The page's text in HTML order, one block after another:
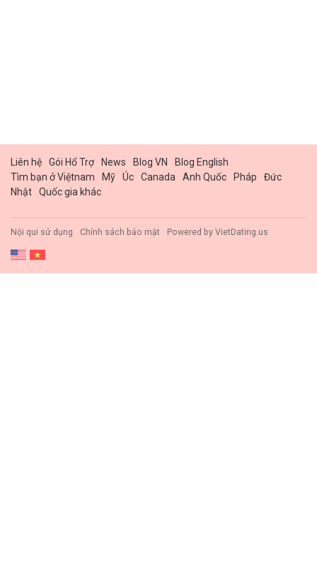
Liên hệ Gói Hổ Trợ News Blog VN
Blog English
Tìm bạn ở Việtnam
Mỹ Úc Canada Anh Quốc Pháp
Đức
Nhật
Quốc gia khác
Nội qui sử dụng Chính sách bảo mật Powered by VietDating.us